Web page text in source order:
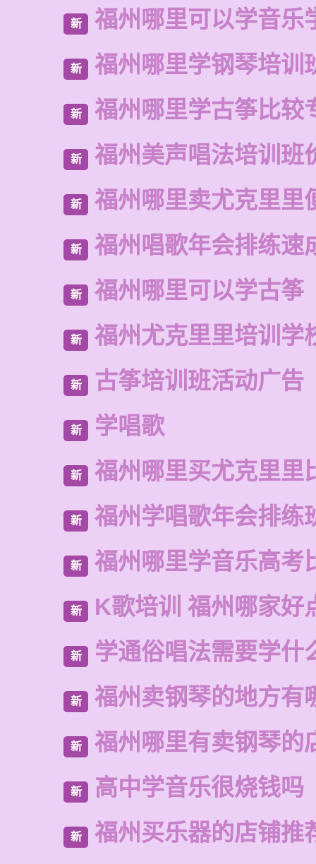
新 福州哪里可以学音乐
新 福州哪里学钢琴培训
新 福州哪里学古筝比较
新 福州美声唱法培训班
新 福州哪里卖尤克里里
新 福州唱歌年会排练速
新 福州哪里可以学古筝
新 福州尤克里里培训学
新 古筝培训班活动广告
新 学唱歌
新 福州哪里买尤克里里
新 福州学唱歌年会排练
新 福州哪里学音乐高考
新 K歌培训 福州哪家好
新 学通俗唱法需要学什
新 福州卖钢琴的地方有
新 福州哪里有卖钢琴的
新 高中学音乐很烧钱吗
新 福州买乐器的店铺推